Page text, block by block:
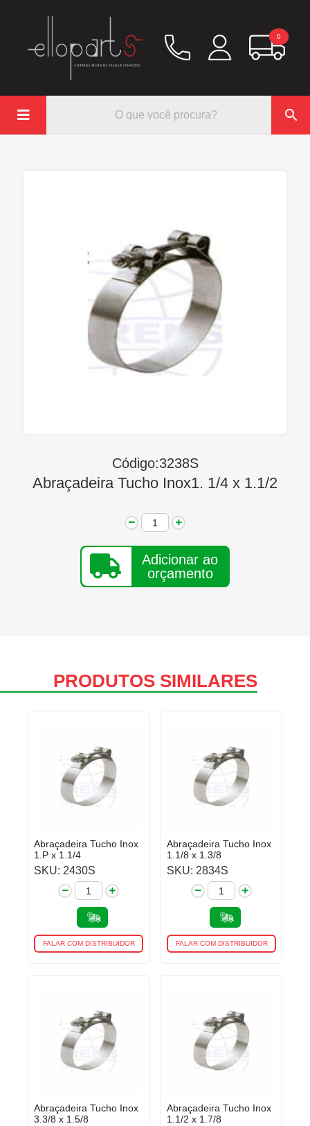
0

Seja Nosso Representante
Código:3238S
Abraçadeira Tucho Inox1. 1/4 x 1.1/2
Adicionar ao
orçamento
PRODUTOS SIMILARES
Abraçadeira Tucho Inox
1.P x 1.1/4
SKU: 2430S
FALAR COM DISTRIBUIDOR
Abraçadeira Tucho Inox
1.1/8 x 1.3/8
SKU: 2834S
FALAR COM DISTRIBUIDOR
Abraçadeira Tucho Inox
3.3/8 x 1.5/8
Abraçadeira Tucho Inox
1.1/2 x 1.7/8